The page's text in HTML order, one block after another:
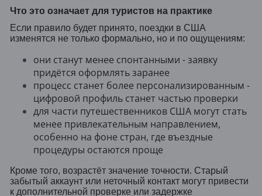
Что это означает для туристов на практике
Если правило будет принято, поездки в США
изменятся не только формально, но и по ощущениям:
они станут менее спонтанными - заявку
придётся оформлять заранее
процесс станет более персонализированным -
цифровой профиль станет частью проверки
для части путешественников США могут стать
менее привлекательным направлением,
особенно на фоне стран, где въездные
процедуры остаются проще
Кроме того, возрастёт значение точности. Старый
забытый аккаунт или неточный контакт могут привести
к дополнительной проверке или задержке